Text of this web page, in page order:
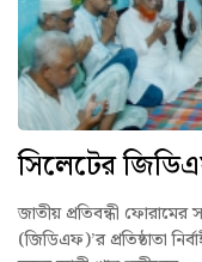
সিলেটের
জাতীয় প্রতিবন্ধী
(জিডিএফ)’র প্রতিষ্ঠাতা